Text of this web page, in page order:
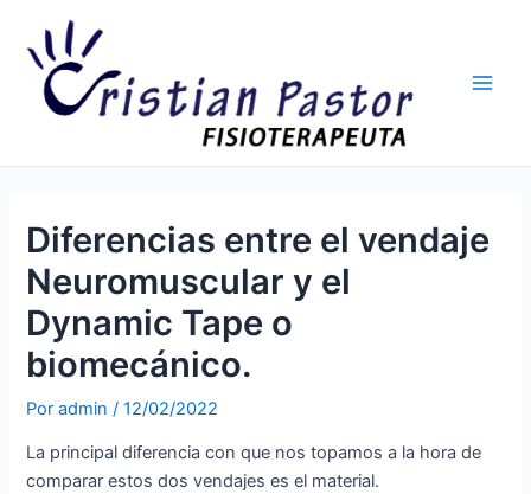
contenido
Diferencias entre el vendaje
Neuromuscular y el
Dynamic Tape o
biomecánico.
Poradmin/12/02/2022
La principal diferencia con que nos topamos a la hora de
comparar estos dos vendajes es el material.
entradas